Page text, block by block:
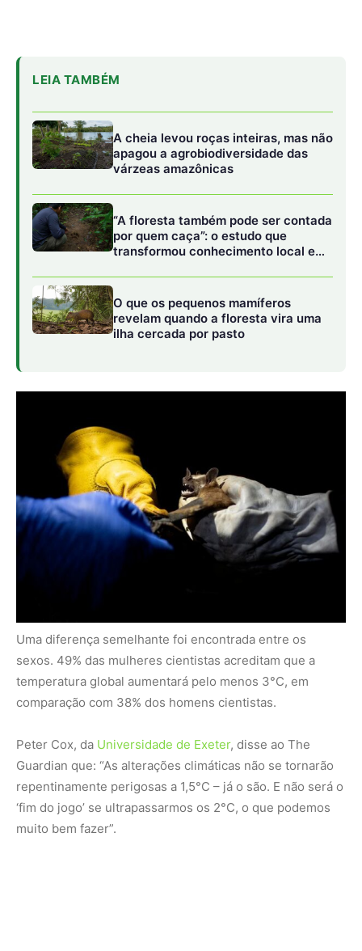
Uma diferença semelhante foi encontrada entre os
sexos. 49% das mulheres cientistas acreditam que a
comparação com 38% dos homens cientistas.
Peter Cox, daUniversidade de Exeter, disse ao The
Guardian que: “As alterações climáticas não se tornarão
repentinamente perigosas a 1,5°C – já o são. E não será o
‘fim do jogo’ se ultrapassarmos os 2°C, o que podemos
muito bem fazer”.